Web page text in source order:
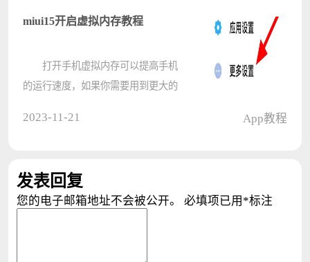
除线？其实方法很简单，不清楚应该
miui15开启虚拟内存教程
打开手机虚拟内存可以提高手机
的运行速度，如果你需要用到更大的
机????
2023-11-21 App教程
发表回复
您的电子邮箱地址不会被公开。 必填项已用 *标注